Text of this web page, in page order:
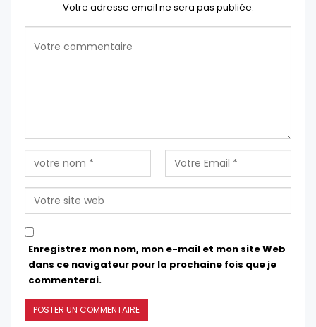
Votre adresse email ne sera pas publiée.
Enregistrez mon nom, mon e-mail et mon site Web
dans ce navigateur pour la prochaine fois que je
commenterai.